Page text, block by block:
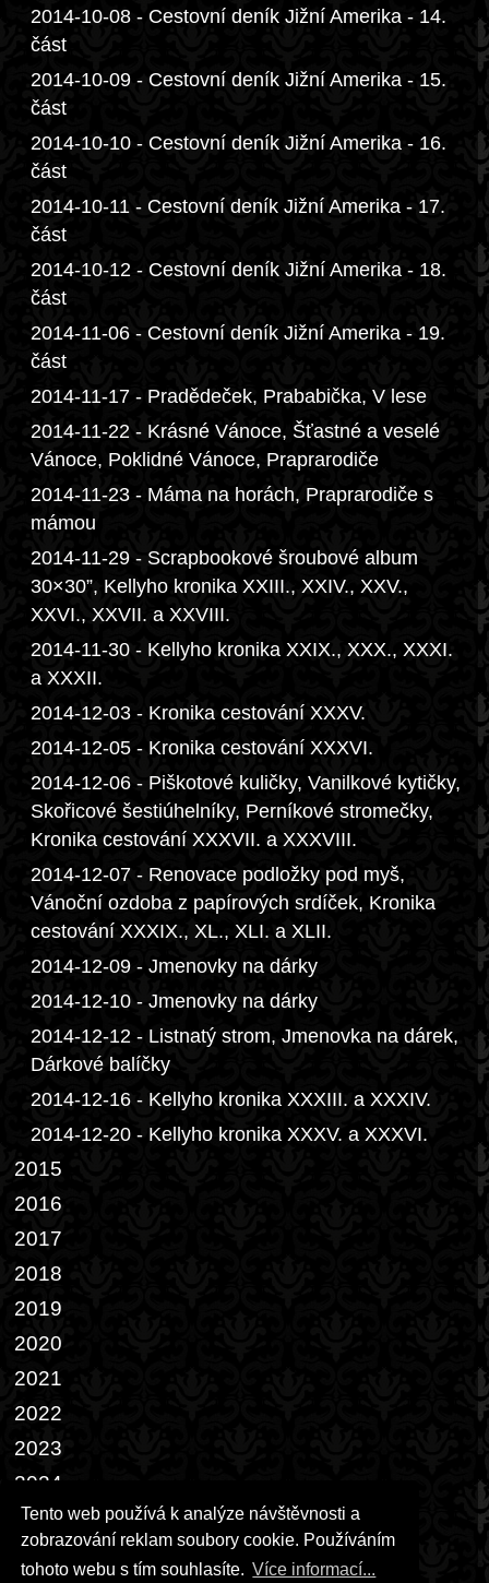
Tento web používá k analýze návštěvnosti a
zobrazování reklam soubory cookie. Používáním
tohoto webu s tím souhlasíte. Více informací...
2014-10-08 - Cestovní deník Jižní Amerika - 14.
část
2014-10-09 - Cestovní deník Jižní Amerika - 15.
část
2014-10-10 - Cestovní deník Jižní Amerika - 16.
část
2014-10-11 - Cestovní deník Jižní Amerika - 17.
část
2014-10-12 - Cestovní deník Jižní Amerika - 18.
část
2014-11-06 - Cestovní deník Jižní Amerika - 19.
část
2014-11-17 - Pradědeček, Prababička, V lese
2014-11-22 - Krásné Vánoce, Šťastné a veselé
Vánoce, Poklidné Vánoce, Praprarodiče
2014-11-23 - Máma na horách, Praprarodiče s
mámou
2014-11-29 - Scrapbookové šroubové album
30×30”, Kellyho kronika XXIII., XXIV., XXV.,
XXVI., XXVII. a XXVIII.
2014-11-30 - Kellyho kronika XXIX., XXX., XXXI.
a XXXII.
2014-12-03 - Kronika cestování XXXV.
2014-12-05 - Kronika cestování XXXVI.
2014-12-06 - Piškotové kuličky, Vanilkové kytičky,
Skořicové šestiúhelníky, Perníkové stromečky,
Kronika cestování XXXVII. a XXXVIII.
2014-12-07 - Renovace podložky pod myš,
Vánoční ozdoba z papírových srdíček, Kronika
cestování XXXIX., XL., XLI. a XLII.
2014-12-09 - Jmenovky na dárky
2014-12-10 - Jmenovky na dárky
2014-12-12 - Listnatý strom, Jmenovka na dárek,
Dárkové balíčky
2014-12-16 - Kellyho kronika XXXIII. a XXXIV.
2014-12-20 - Kellyho kronika XXXV. a XXXVI.
2015
2016
2017
2018
2019
2020
2021
2022
2023
2024
2025
2026